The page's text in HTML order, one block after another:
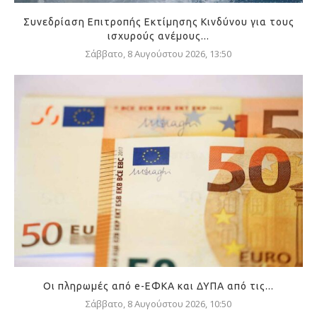
Συνεδρίαση Επιτροπής Εκτίμησης Κινδύνου για τους
ισχυρούς ανέμους...
Σάββατο, 8 Αυγούστου 2026, 13:50
Οι πληρωμές από e-ΕΦΚΑ και ΔΥΠΑ από τις...
Σάββατο, 8 Αυγούστου 2026, 10:50